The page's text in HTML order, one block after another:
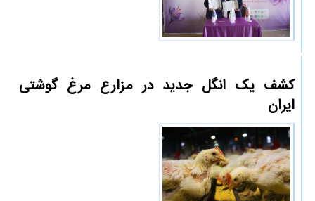
کشف یک انگل جدید در مزارع مرغ گوشتی
ایران